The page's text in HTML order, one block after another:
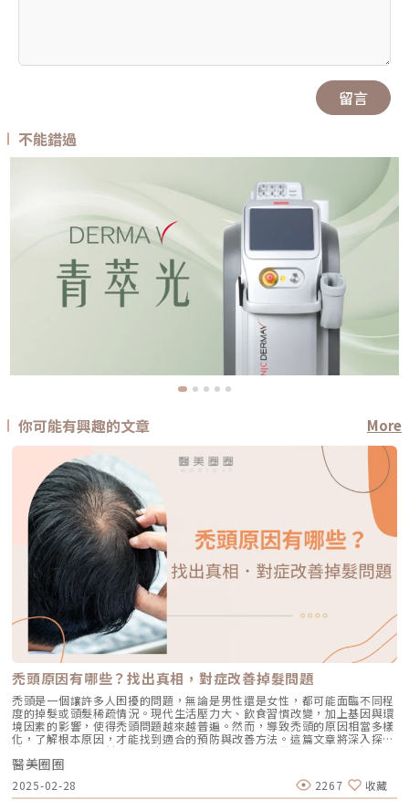
留言
不能錯過
你可能有興趣的文章 More
禿頭原因有哪些？找出真相，對症改善掉髮問題
禿頭是一個讓許多人困擾的問題，無論是男性還是女性，都可能面臨不同程
度的掉髮或頭髮稀疏情況。現代生活壓力大、飲食習慣改變，加上基因與環
境因素的影響，使得禿頭問題越來越普遍。然而，導致禿頭的原因相當多樣
化，了解根本原因，才能找到適合的預防與改善方法。這篇文章將深入探討
禿頭的常見成因，幫助你更清楚了解自身狀況，並提供相關的建議與解決方
案。讓我們一起來看看，影響頭髮健康的關鍵因素有哪些。什麼是禿頭？禿
頭是指頭髮異常脫落，導致頭皮局部或整體變得稀疏甚至光禿的現象。這種
情況可能因基因遺傳、荷爾蒙變化、壓力、飲食等多種因素造成。不同類型
的禿頭成因與表現也有所不同，了解禿頭的根本原因，有助於選擇合適的改
醫美圈圈
2025-02-28 2267 收藏